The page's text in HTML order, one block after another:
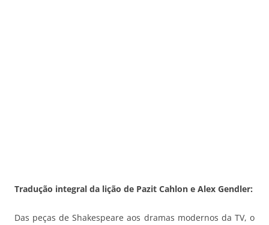
Tradução integral da lição de Pazit Cahlon e Alex Gendler:
Das peças de Shakespeare aos dramas modernos da TV, o